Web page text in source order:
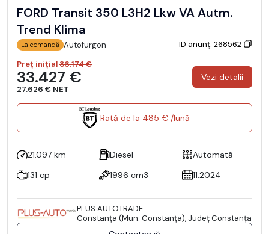
FORD Transit 350 L3H2 Lkw VA Autm.
Trend Klima
La comandă Autofurgon
ID anunț: 268562
Preț inițial36.174 €
33.427 €
27.626 € NET
Vezi detalii
Rată de la 485 € /lună
21.097 km Diesel
Automată
131 cp
1996 cm3 11.2024
PLUS AUTOTRADE
Constanţa (Mun. Constanţa), Județ Constanţa